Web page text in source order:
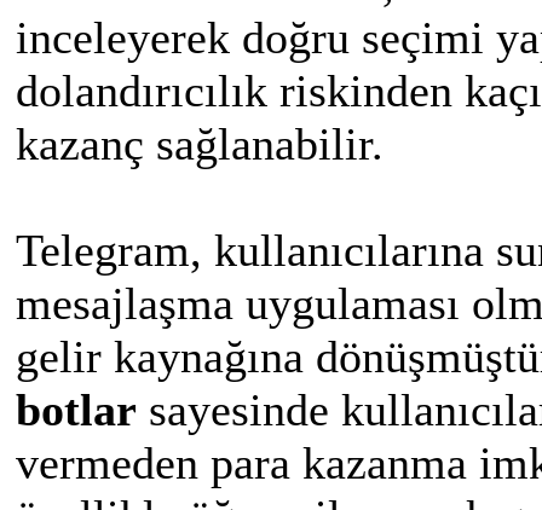
inceleyerek doğru seçimi
dolandırıcılık riskinden
kazanç sağlanabilir.
Telegram, kullanıcılarına
mesajlaşma uygulaması
gelir kaynağına
botlar sayesinde
vermeden para kazanma